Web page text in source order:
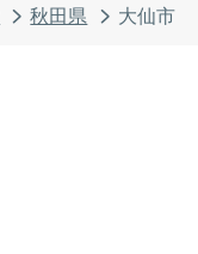
秋田県 大仙市